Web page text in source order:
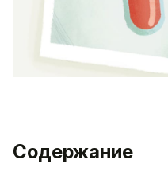
Содержание